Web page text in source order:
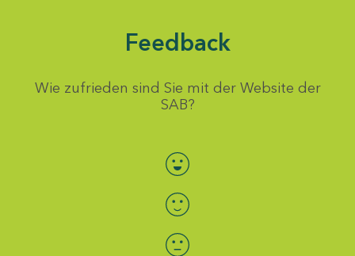
Feedback
Wie zufrieden sind Sie mit der Website der
SAB?
Bewertung auswählen